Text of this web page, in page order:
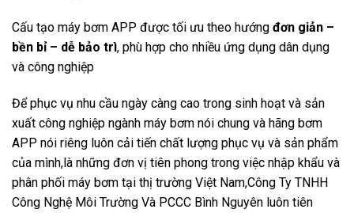
Cấu tạo máy bơm APP được tối ưu theo hướng đơn giản –
bền bỉ – dễ bảo trì, phù hợp cho nhiều ứng dụng dân dụng
và công nghiệp
Để phục vụ nhu cầu ngày càng cao trong sinh hoạt và sản
xuất công nghiệp ngành máy bơm nói chung và hãng bơm
APP nói riêng luôn cải tiến chất lượng phục vụ và sản phẩm
của mình,là những đơn vị tiên phong trong việc nhập khẩu và
phân phối máy bơm tại thị trường Việt Nam,Công Ty TNHH
Công Nghệ Môi Trường Và PCCC Bình Nguyên luôn tiên